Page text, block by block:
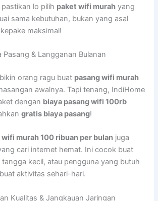
lo pilih paket wifi murah yang
sama kebutuhan, bukan yang asal
maksimal!
Pasang & Langganan Bulanan
orang ragu buat pasang wifi murah
awalnya. Tapi tenang, IndiHome
dengan biaya pasang wifi 100rb
gratis biaya pasang!
wifi murah 100 ribuan per bulan juga
cari internet hemat. Ini cocok buat
kecil, atau pengguna yang butuh
aktivitas sehari-hari.
Kualitas & Jangkauan Jaringan